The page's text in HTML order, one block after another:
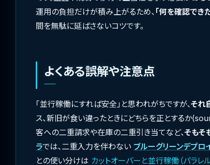
運用の負担だけが積み上がるため、 「何を確認でき
間を無駄に延ばさないコツです。
よくある誤解や注意点
「並行稼働にすれば安全」と思われがちですが、それ
ス、新旧が食い違ったときにどちらを正とするか
客への二重請求や在庫の二重引き当てなど、そもそ
ラでは、二重入力を伴わない ブルーグリーンデプロ
との使い分けは カットオーバーと並行稼働（パラレ